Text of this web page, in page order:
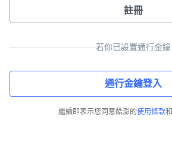
註冊
若你已設置通行金鑰
通行金鑰登入
繼續即表示您同意酷澎的使用條款和